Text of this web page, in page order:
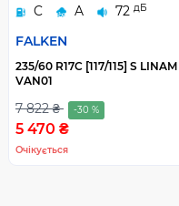
C A 72 дБ
FALKEN
235/60 R17C [117/115] S LINAM
VAN01
7 822 ₴ -30 %
5 470 ₴
Очікується